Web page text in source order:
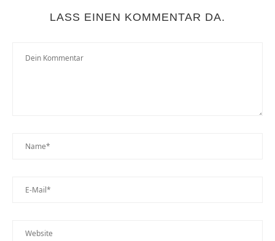
LASS EINEN KOMMENTAR DA.